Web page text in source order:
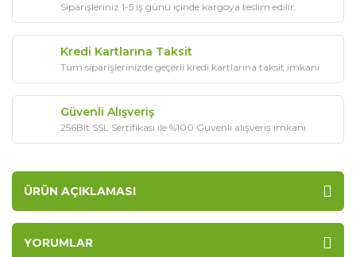
Siparişleriniz 1-5 iş günü içinde kargoya teslim edilir.
Kredi Kartlarına Taksit
Tüm siparişlerinizde geçerli kredi kartlarına taksit imkanı
Güvenli Alışveriş
256Bit SSL Sertifikası ile %100 Güvenli alışveriş imkanı
ÜRÜN AÇIKLAMASI
YORUMLAR